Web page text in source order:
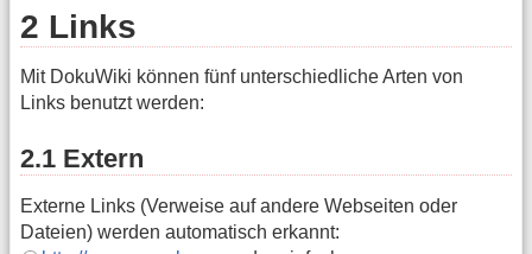
2 Links
Mit DokuWiki können fünf unterschiedliche Arten von
Links benutzt werden:
2.1 Extern
Externe Links (Verweise auf andere Webseiten oder
Dateien) werden automatisch erkannt: